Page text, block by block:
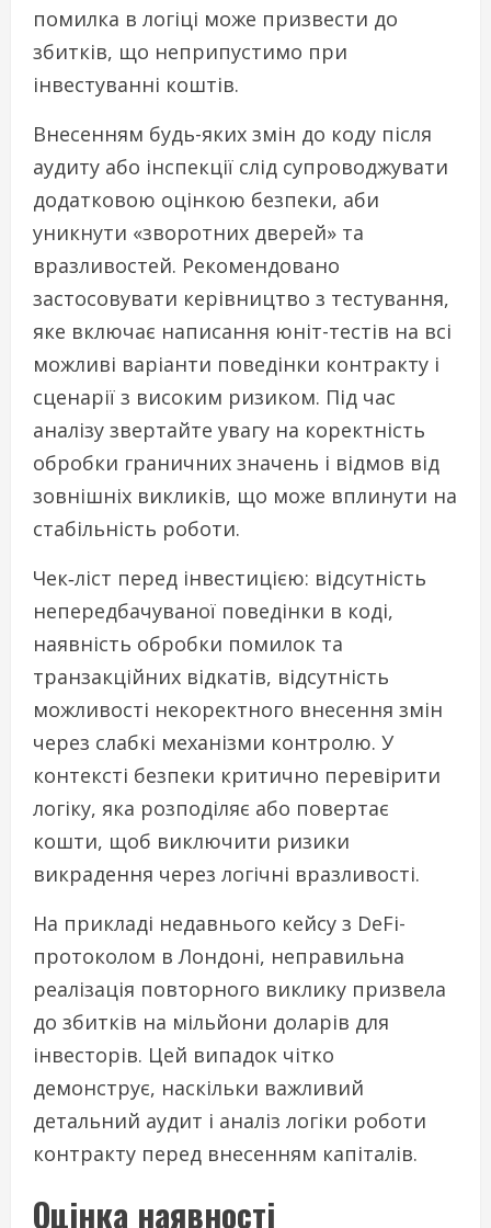
помилка в логіці може призвести до
збитків, що неприпустимо при
інвестуванні коштів.
Внесенням будь-яких змін до коду після
аудиту або інспекції слід супроводжувати
додатковою оцінкою безпеки, аби
уникнути «зворотних дверей» та
вразливостей. Рекомендовано
застосовувати керівництво з тестування,
яке включає написання юніт-тестів на всі
можливі варіанти поведінки контракту і
сценарії з високим ризиком. Під час
аналізу звертайте увагу на коректність
обробки граничних значень і відмов від
зовнішніх викликів, що може вплинути на
стабільність роботи.
Чек‑ліст перед інвестицією: відсутність
непередбачуваної поведінки в коді,
наявність обробки помилок та
транзакційних відкатів, відсутність
можливості некоректного внесення змін
через слабкі механізми контролю. У
контексті безпеки критично перевірити
логіку, яка розподіляє або повертає
кошти, щоб виключити ризики
викрадення через логічні вразливості.
На прикладі недавнього кейсу з DeFi-
протоколом в Лондоні, неправильна
реалізація повторного виклику призвела
до збитків на мільйони доларів для
інвесторів. Цей випадок чітко
демонструє, наскільки важливий
детальний аудит і аналіз логіки роботи
контракту перед внесенням капіталів.
Оцінка наявності